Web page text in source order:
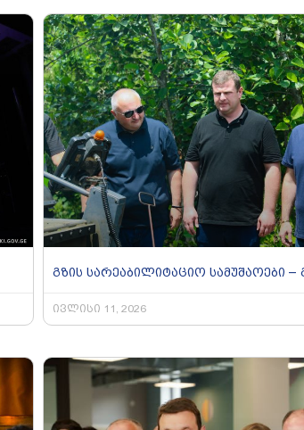
გზის სარეაბილიტაციო სამუშაოები –
ივლისი 11, 2026